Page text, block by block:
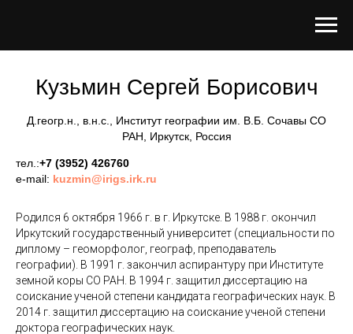
Кузьмин Сергей Борисович
Д.геогр.н., в.н.с., Институт географии им. В.Б. Сочавы СО
РАН, Иркутск, Россия
тел.:+7 (3952) 426760
e-mail: kuzmin@irigs.irk.ru
Родился 6 октября 1966 г. в г. Иркутске. В 1988 г. окончил
Иркутский государственный университет (специальности по
диплому – геоморфолог, географ, преподаватель
географии). В 1991 г. закончил аспирантуру при Институте
земной коры СО РАН. В 1994 г. защитил диссертацию на
соискание ученой степени кандидата географических наук. В
2014 г. защитил диссертацию на соискание ученой степени
доктора географических наук.